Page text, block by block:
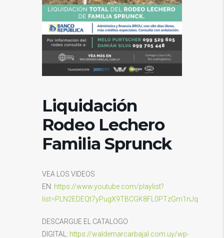
Liquidación
Rodeo Lechero
Familia Sprunck
VEA LOS VIDEOS
EN: https://www.youtube.com/playlist?
list=PLN2EDEQt7yPugX9TBCGK8FL0PTzGm1nJq
DESCARGUE EL CATALOGO
DIGITAL: https://waldemarcarbajal.com.uy/wp-